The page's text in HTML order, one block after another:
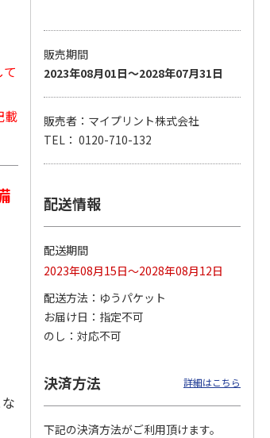
『ジョジョの奇妙な
冒険 スターダスト
クルセイダース』
3,300円
(送料別・税込)
3,300円
(送料別・税込)
載
販売期間
2023年08月01日～2028年07月31日
販売者：マイプリント株式会社
TEL： 0120-710-132
配送情報
配送期間
2023年08月15日～2028年08月12日
配送方法
ゆうパケット
お届け日
指定不可
のし
対応不可
決済方法 詳細はこちら
下記の決済方法がご利用頂けます。